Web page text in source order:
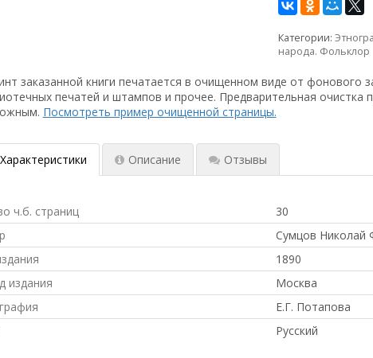
Категории:
народа. Фольклор
заказанной книги печатается в очищенном виде от фонового
печатей и штампов и прочее. Предварительная очистка
Посмотреть пример очищенной страницы.
Характеристики Описание Отзывы
ч.б. страниц
30
Сумцов Николай
1890
издания
Москва
Е.Г. Потапова
Русский